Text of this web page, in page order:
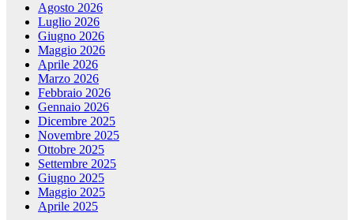
Agosto 2026
Luglio 2026
Giugno 2026
Maggio 2026
Aprile 2026
Marzo 2026
Febbraio 2026
Gennaio 2026
Dicembre 2025
Novembre 2025
Ottobre 2025
Settembre 2025
Giugno 2025
Maggio 2025
Aprile 2025